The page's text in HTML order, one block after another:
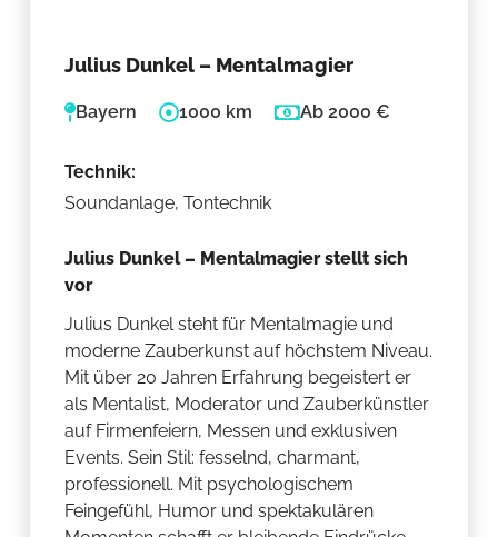
Julius Dunkel – Mentalmagier
Bayern 1000 km Ab 2000 €
Technik:
Soundanlage, Tontechnik
Julius Dunkel – Mentalmagier stellt sich
vor
Julius Dunkel steht für Mentalmagie und
moderne Zauberkunst auf höchstem Niveau.
Mit über 20 Jahren Erfahrung begeistert er
als Mentalist, Moderator und Zauberkünstler
auf Firmenfeiern, Messen und exklusiven
Events. Sein Stil: fesselnd, charmant,
professionell. Mit psychologischem
Feingefühl, Humor und spektakulären